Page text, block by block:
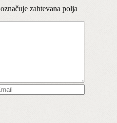
označuje zahtevana polja